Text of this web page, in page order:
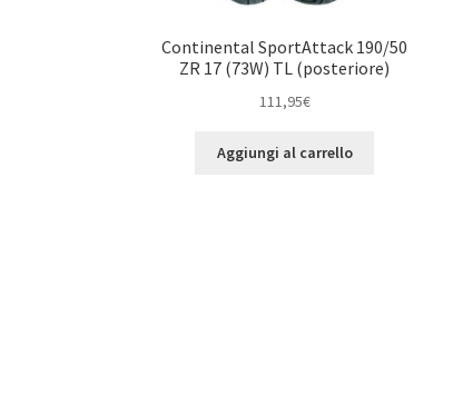
Continental SportAttack 190/50
ZR 17 (73W) TL (posteriore)
111,95€
Aggiungi al carrello